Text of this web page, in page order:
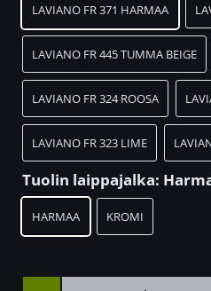
LAVIANO FR 371 HARMAA
LAVIANO FR 445 TUMMA BEIGE
LAVIANO FR 324 ROOSA
LAVIANO FR 323 LIME
Tuolin laippajalka:
HARMAA KROMI